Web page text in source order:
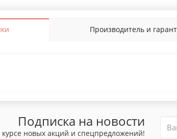
Производитель и
Подписка на новости
курсе новых акций и спецпредложений!